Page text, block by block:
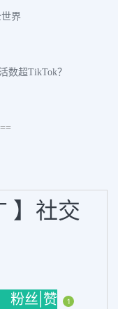
界
数超TikTok？
】社交
粉丝|赞 1